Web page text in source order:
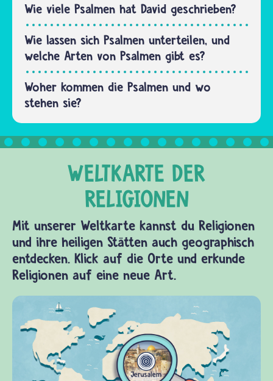
Wort
“psalmós…
Wie viele Psalmen hat David geschrieben?
Wie lassen sich Psalmen unterteilen, und
welche Arten von Psalmen gibt es?
Woher kommen die Psalmen und wo
stehen sie?
Mit unserer Weltkarte kannst du Religionen
und ihre heiligen Stätten auch geographisch
entdecken. Klick auf die Orte und erkunde
Religionen auf eine neue Art.